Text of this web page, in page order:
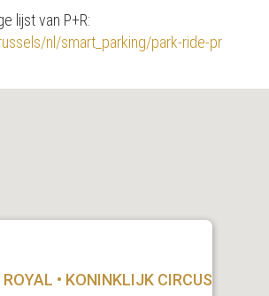
lijst van P+R:
nl/smart_parking/park-ride-pr
ROYAL • KONINKLIJK CIRCUS